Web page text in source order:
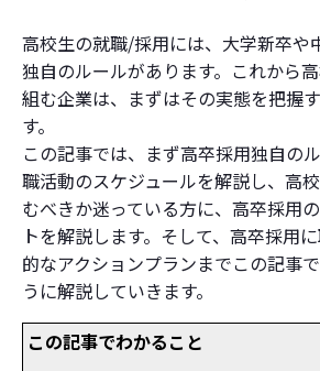
高校生の就職/採用には、大学新卒や
独自のルールがあります。これから
組む企業は、まずはその実態を把握
す。
この記事では、まず高卒採用独自の
職活動のスケジュールを解説し、高
むべきか迷っている方に、高卒採用
トを解説します。そして、高卒採用
的なアクションプランまでこの記事
うに解説していきます。
この記事でわかること